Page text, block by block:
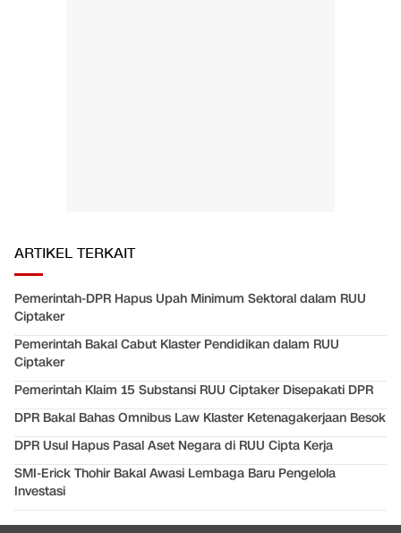
ARTIKEL TERKAIT
Pemerintah-DPR Hapus Upah Minimum Sektoral dalam RUU
Ciptaker
Pemerintah Bakal Cabut Klaster Pendidikan dalam RUU
Ciptaker
Pemerintah Klaim 15 Substansi RUU Ciptaker Disepakati DPR
DPR Bakal Bahas Omnibus Law Klaster Ketenagakerjaan Besok
DPR Usul Hapus Pasal Aset Negara di RUU Cipta Kerja
SMI-Erick Thohir Bakal Awasi Lembaga Baru Pengelola
Investasi